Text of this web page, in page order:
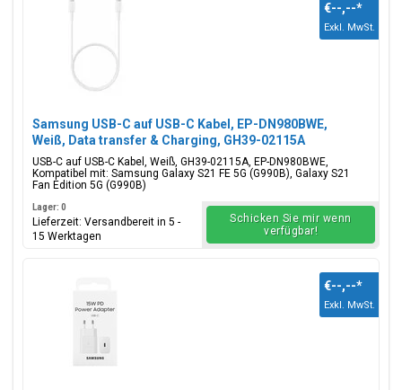
Samsung USB-C auf USB-C Kabel, EP-DN980BWE,
Weiß, Data transfer & Charging, GH39-02115A
USB-C auf USB-C Kabel, Weiß, GH39-02115A, EP-DN980BWE,
Kompatibel mit: Samsung Galaxy S21 FE 5G (G990B), Galaxy S21
Fan Edition 5G (G990B)
€--,--*
Exkl. MwSt.
Lager: 0
Lieferzeit: Versandbereit in 5 -
15 Werktagen
Schicken Sie mir wenn
verfügbar!
€--,--*
Exkl. MwSt.